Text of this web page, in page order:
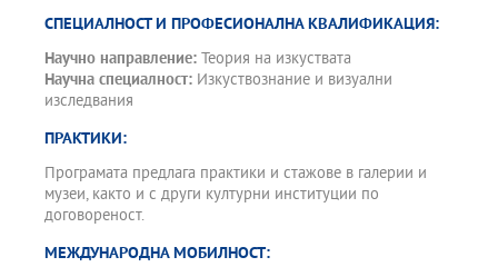
СПЕЦИАЛНОСТ И ПРОФЕСИОНАЛНА КВАЛИФИКАЦИЯ:
Научно направление: Теория на изкуствата
Научна специалност: Изкуствознание и визуални
изследвания
ПРАКТИКИ:
Програмата предлага практики и стажове в галерии и
музеи, както и с други културни институции по
договореност.
МЕЖДУНАРОДНА МОБИЛНОСТ: